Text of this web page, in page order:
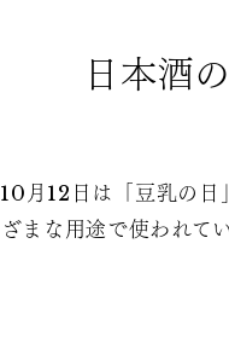
日本酒
10月12日は「豆乳の日
ざまな用途で使われて